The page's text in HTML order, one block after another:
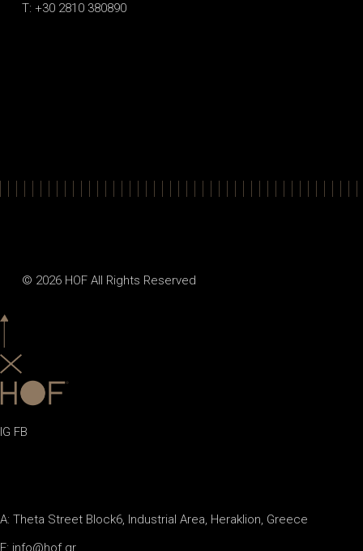
T: +30 2810 380890
© 2026 HOF All Rights Reserved
IG FB
A: Theta Street Block6, Industrial Area, Heraklion, Greece